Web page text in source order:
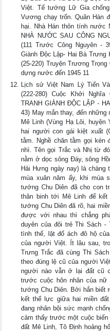
Việt. Tể tướng Lữ Gia
Vương chạy trốn. Quân Hán
hại. Nhà Hán thôn tính nước
NHÀ NƯỚC SAU CÔNG
(111 Trước Công Nguyên -
Giành Độc Lập- Hai Bà Trưng
(25-220) Truyện Trương
dựng nước đến 1945 11
Lịch sử Việt Nam Lý Tiến
(222-280) Cuộc Khởi
TRANH GIÀNH ĐỘC LẬP -
43) May mắn thay, đến
Mê Linh (Vùng Hạ Lôi, huyện
hai người con gái kiệt xuất
tằm. Nghề chăn tằm gọi kén
nhì. Tên gọi Trắc và Nhị từ
nằm ở dọc sông Đáy, sông
Hải Hưng ngày nay) là chàng
mùa xuân năm ấy, khi mùa
tướng Chu Diên đã cho con
thân binh tới Mê Linh để
tướng Chu Diên đã rõ, hai
được với nhau thì chẳng
duyên của đôi trẻ Thi Sách -
tình thế, lật đổ ách đô hộ
của người Việt. Ít lâu sau,
Trưng Trắc đã cùng Thi
theo đúng lệ cũ của người
người nào vẫn ở lại đất cũ
trước cuộc hôn nhân của
tướng Chu Diên. Bởi hắn biết
kết thế lực giữa hai miền
đang nhân bội sức mạnh
cảm thấy trước một cuộc
đất Mê Linh, Tô Định hoảng